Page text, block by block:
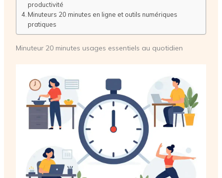
productivité
Minuteurs 20 minutes en ligne et outils numériques
pratiques
Minuteur 20 minutes usages essentiels au quotidien